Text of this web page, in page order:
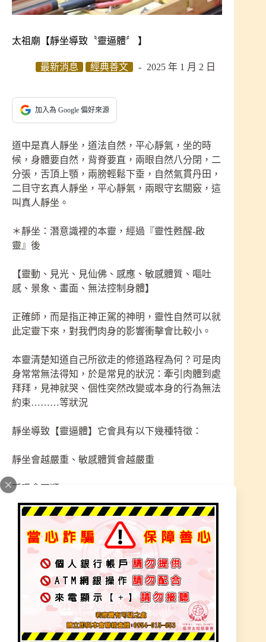
太祖廟【靜坐導致〝靈逼體〞 】
最新消息 經典善文 2025 年 1 月 2 日
加入為 Google 偏好來源
道中是真人靜坐，道法自然，平心靜氣，坐的時
候，身體要自然，背脊要直，兩眼自然八分閉，二
分張，舌頂上顎，兩膀輕鬆下垂，自然氣貫丹田，
二目守玄真人靜坐，平心靜氣，兩眼守玄關竅，這
叫真人靜坐。
＊靜坐：潛意識裡的本靈，經過『靈性甦醒-啟
靈』後
【靈動、見光、見仙佛、感應、敏感體質、嘔吐
感、景象、畫面、無法控制身體】
正確師，而是指正神正駕的神明，靈性自然可以就
此定靈下來，對我們肉身的影響衝擊會比較小。
本靈清楚知道自己所欲走的修道路程為何？可是肉
身常常無法得知，於是常見的狀況：牽引肉體到處
拜拜，見神就哭、個性突然改變或本身的行為無法
約束………等狀況
靜坐導致【靈逼體】它會具有以下幾種特徵：
靜坐會越嚴重、敏感體質會越嚴重
呼吸會不順
看見外靈畫面
本靈很不舒服
睡不著亂夢
長期吃安眠藥才能睡
有喪、煞、陰、磁場不好就難過好幾天